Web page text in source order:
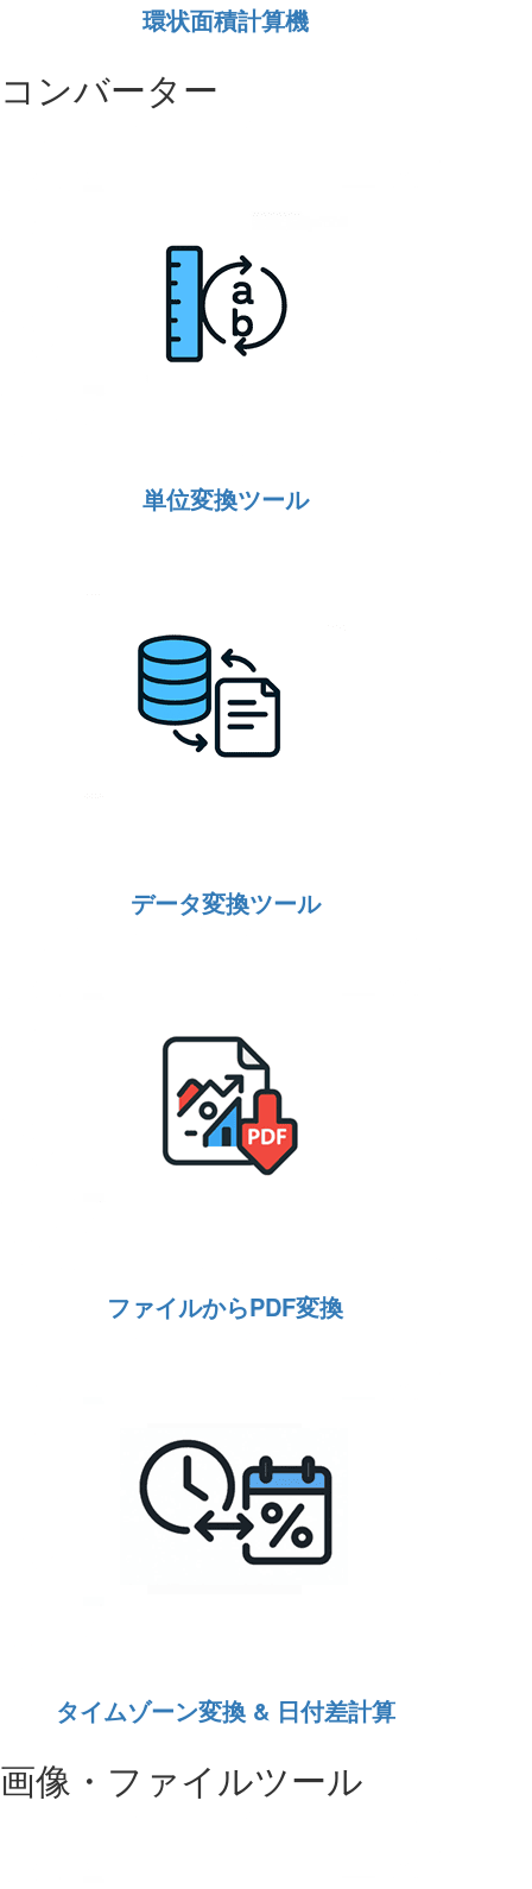
環状面積計算機
コンバーター
単位変換ツール
データ変換ツール
ファイルからPDF変換
タイムゾーン変換 & 日付差計算
画像・ファイルツール